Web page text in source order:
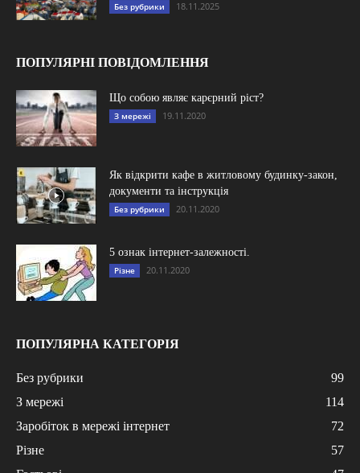
Без рубрики 18.11.2025
ПОПУЛЯРНІ ПОВІДОМЛЕННЯ
Що собою являє карєрний ріст?
З мережі 19.11.2020
Як відкрити кафе в житловому будинку-закон,
документи та інструкція
Без рубрики 20.11.2020
5 ознак інтернет-залежності.
Різне 20.11.2020
ПОПУЛЯРНА КАТЕГОРІЯ
Без рубрики
99
З мережі
114
Заробіток в мережі інтернет
72
Різне
57